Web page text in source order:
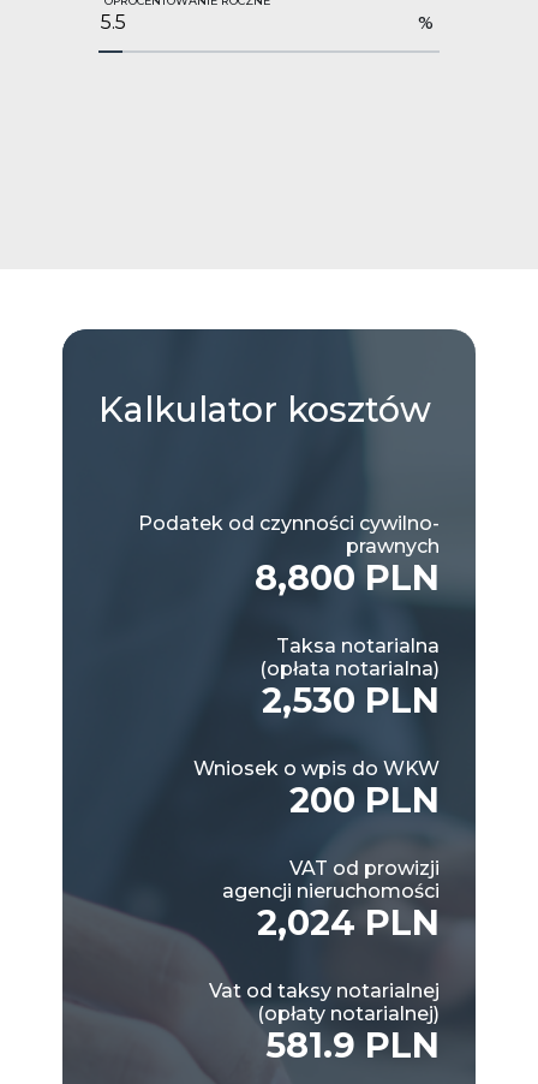
%
Kalkulator kosztów
Podatek od czynności cywilno-
prawnych
8,800 PLN
Taksa notarialna
(opłata notarialna)
2,530 PLN
Wniosek o wpis do WKW
200 PLN
VAT od prowizji
agencji nieruchomości
2,024 PLN
Vat od taksy notarialnej
(opłaty notarialnej)
581.9 PLN